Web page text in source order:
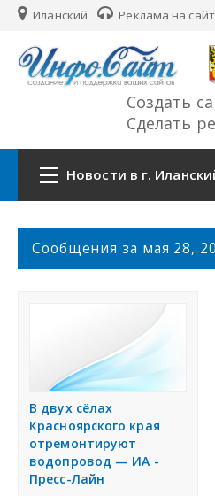
Иланский Реклама на
Создать
Сделать
Новости в г.
Главная
История города
Разместить объявление
Регионы России
Сообщения за мая 28,
В двух сёлах
Красноярского края
отремонтируют
водопровод — ИА -
Пресс-Лайн